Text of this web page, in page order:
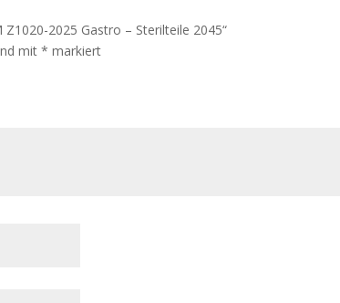
2025 Gastro – Sterilteile 2045“
mit* markiert